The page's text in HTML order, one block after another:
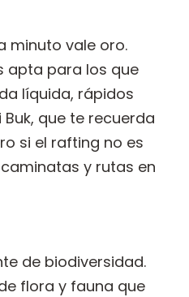
minuto vale oro.
apta para los que
líquida, rápidos
que te recuerda
si el rafting no es
y rutas en
de biodiversidad.
flora y fauna que